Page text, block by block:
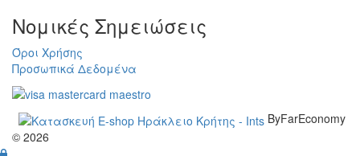
Νομικές Σημειώσεις
Όροι Χρήσης
Προσωπικά Δεδομένα
ByFarEconomy
© 2026